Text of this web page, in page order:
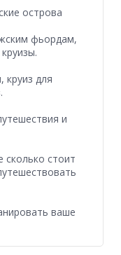
острова
фьордам,
круиз для
и
сколько стоит
ваше